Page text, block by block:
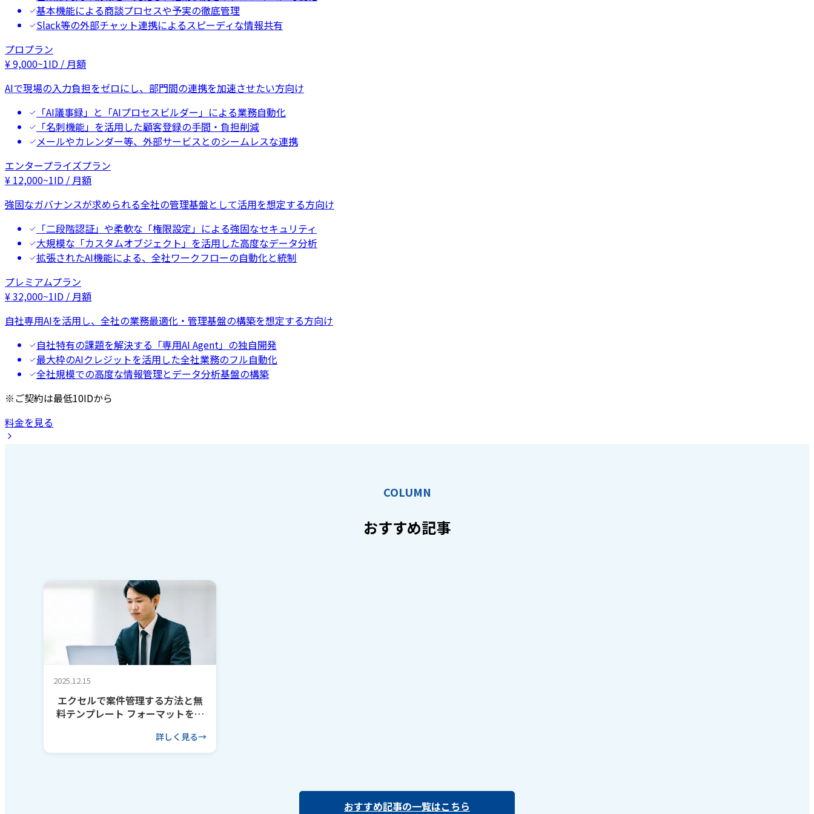
基本機能による商談プロセスや予実の徹底管理
Slack等の外部チャット連携によるスピーディな情報共有
プロプラン
¥9,000~1ID / 月額
AIで現場の入力負担をゼロにし、部門間の連携を加速させたい方向け
「AI議事録」と「AIプロセスビルダー」による業務自動化
「名刺機能」を活用した顧客登録の手間・負担削減
メールやカレンダー等、外部サービスとのシームレスな連携
エンタープライズプラン
¥ 12,000~1ID / 月額
強固なガバナンスが求められる全社の管理基盤として活用を想定する方向け
「二段階認証」や柔軟な「権限設定」による強固なセキュリティ
大規模な「カスタムオブジェクト」を活用した高度なデータ分析
拡張されたAI機能による、全社ワークフローの自動化と統制
プレミアムプラン
¥32,000~1ID / 月額
自社専用AIを活用し、全社の業務最適化・管理基盤の構築を想定する方向け
自社特有の課題を解決する「専用AI Agent」の独自開発
最大枠のAIクレジットを活用した全社業務のフル自動化
全社規模での高度な情報管理とデータ分析基盤の構築
※ご契約は最低10IDから
料金を見る
COLUMN
おすすめ記事
2025.12.15
エクセルで案件管理する方法と無
料テンプレート フォーマットを作
詳しく見る
おすすめ記事の一覧はこちら